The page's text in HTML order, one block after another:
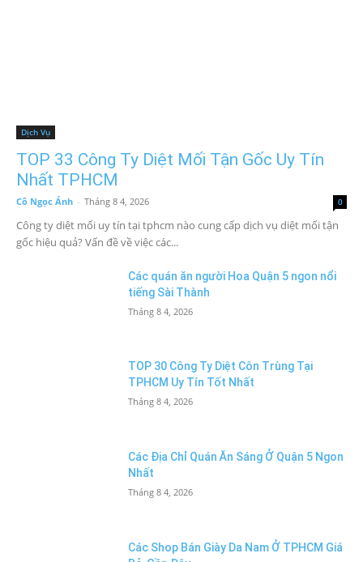
Dịch Vụ
TOP 33 Công Ty Diệt Mối Tận Gốc Uy Tín
Nhất TPHCM
Cô Ngọc Ánh - Tháng 8 4, 2026 0
Công ty diệt mối uy tín tại tphcm nào cung cấp dịch vụ diệt mối tận
gốc hiệu quả? Vấn đề về việc các...
Các quán ăn người Hoa Quận 5 ngon nổi
tiếng Sài Thành
Tháng 8 4, 2026
TOP 30 Công Ty Diệt Côn Trùng Tại
TPHCM Uy Tín Tốt Nhất
Tháng 8 4, 2026
Các Địa Chỉ Quán Ăn Sáng Ở Quận 5 Ngon
Nhất
Tháng 8 4, 2026
Các Shop Bán Giày Da Nam Ở TPHCM Giá